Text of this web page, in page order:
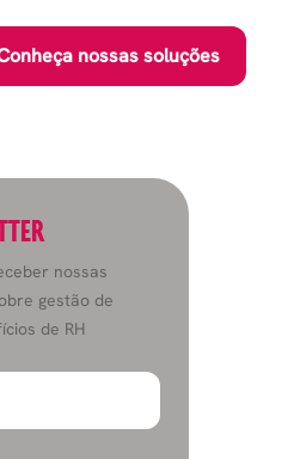
nossas soluções
nossas
gestão de
de RH